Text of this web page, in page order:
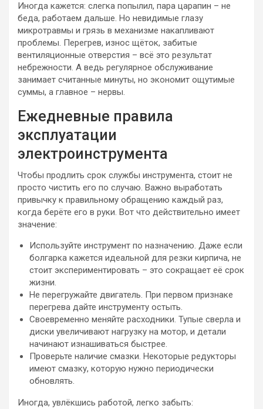
Иногда кажется: слегка попылил, пара царапин – не
беда, работаем дальше. Но невидимые глазу
микротравмы и грязь в механизме накапливают
проблемы. Перегрев, износ щёток, забитые
вентиляционные отверстия – всё это результат
небрежности. А ведь регулярное обслуживание
занимает считанные минуты, но экономит ощутимые
суммы, а главное – нервы.
Ежедневные правила
эксплуатации
электроинструмента
Чтобы продлить срок службы инструмента, стоит не
просто чистить его по случаю. Важно выработать
привычку к правильному обращению каждый раз,
когда берёте его в руки. Вот что действительно имеет
значение:
Используйте инструмент по назначению. Даже если
болгарка кажется идеальной для резки кирпича, не
стоит экспериментировать – это сокращает её срок
жизни.
Не перегружайте двигатель. При первом признаке
перегрева дайте инструменту остыть.
Своевременно меняйте расходники. Тупые сверла и
диски увеличивают нагрузку на мотор, и детали
начинают изнашиваться быстрее.
Проверьте наличие смазки. Некоторые редукторы
имеют смазку, которую нужно периодически
обновлять.
Иногда, увлёкшись работой, легко забыть: